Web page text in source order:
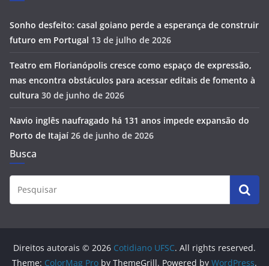
Sonho desfeito: casal goiano perde a esperança de construir
futuro em Portugal 13 de julho de 2026
Teatro em Florianópolis cresce como espaço de expressão,
mas encontra obstáculos para acessar editais de fomento à
cultura 30 de junho de 2026
Navio inglês naufragado há 131 anos impede expansão do
Porto de Itajaí 26 de junho de 2026
Busca
Direitos autorais © 2026 Cotidiano UFSC. All rights reserved.
Theme: ColorMag Pro by ThemeGrill. Powered by WordPress.